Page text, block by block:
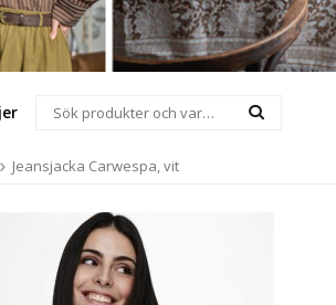
Jeansjacka Carwespa, vit